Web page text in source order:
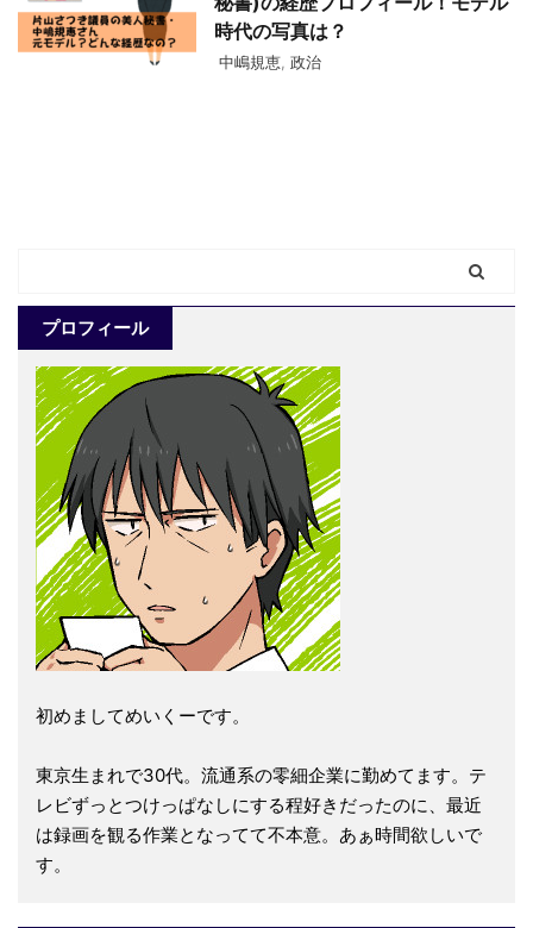
時代の写真は？
中嶋規恵 政治
プロフィール
初めましてめいくーです。
東京生まれで30代。流通系の零細企業に勤めてます。テ
レビずっとつけっぱなしにする程好きだったのに、最近
は録画を観る作業となってて不本意。あぁ時間欲しいで
す。